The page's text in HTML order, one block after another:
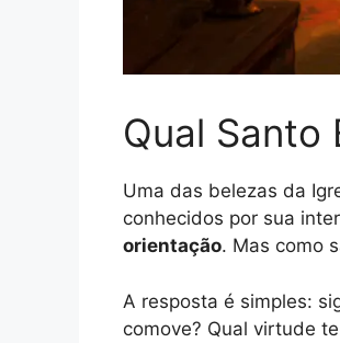
Qual Santo
Uma das belezas da
conhecidos por sua
orientação. Mas como
A resposta é simples:
comove? Qual virtude